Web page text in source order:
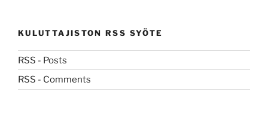
KULUTTAJISTON RSS SYÖTE
RSS - Posts
RSS - Comments